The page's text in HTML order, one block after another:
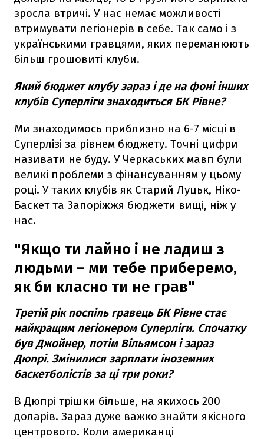
зросла втричі. У нас немає можливості
втримувати легіонерів в себе. Так само і з
українськими гравцями, яких переманюють
більш грошовиті клуби.
Який бюджет клубу зараз і де на фоні інших
клубів Суперліги знаходиться БК Рівне?
Ми знаходимось приблизно на 6-7 місці в
Суперлізі за рівнем бюджету. Точні цифри
називати не буду. У Черкаських мавп були
великі проблеми з фінансуванням у цьому
році. У таких клубів як Старий Луцьк, Ніко-
Баскет та Запоріжжя бюджети вищі, ніж у
нас.
"Якщо ти лайно і не ладиш з
людьми – ми тебе приберемо,
як би класно ти не грав"
Третій рік поспіль гравець БК Рівне стає
найкращим легіонером Суперліги. Спочатку
був Джойнер, потім Вільямсон і зараз
Дюпрі. Змінилися зарплати іноземних
баскетболістів за ці три роки?
В Дюпрі трішки більше, на якихось 200
доларів. Зараз дуже важко знайти якісного
центрового. Коли американці